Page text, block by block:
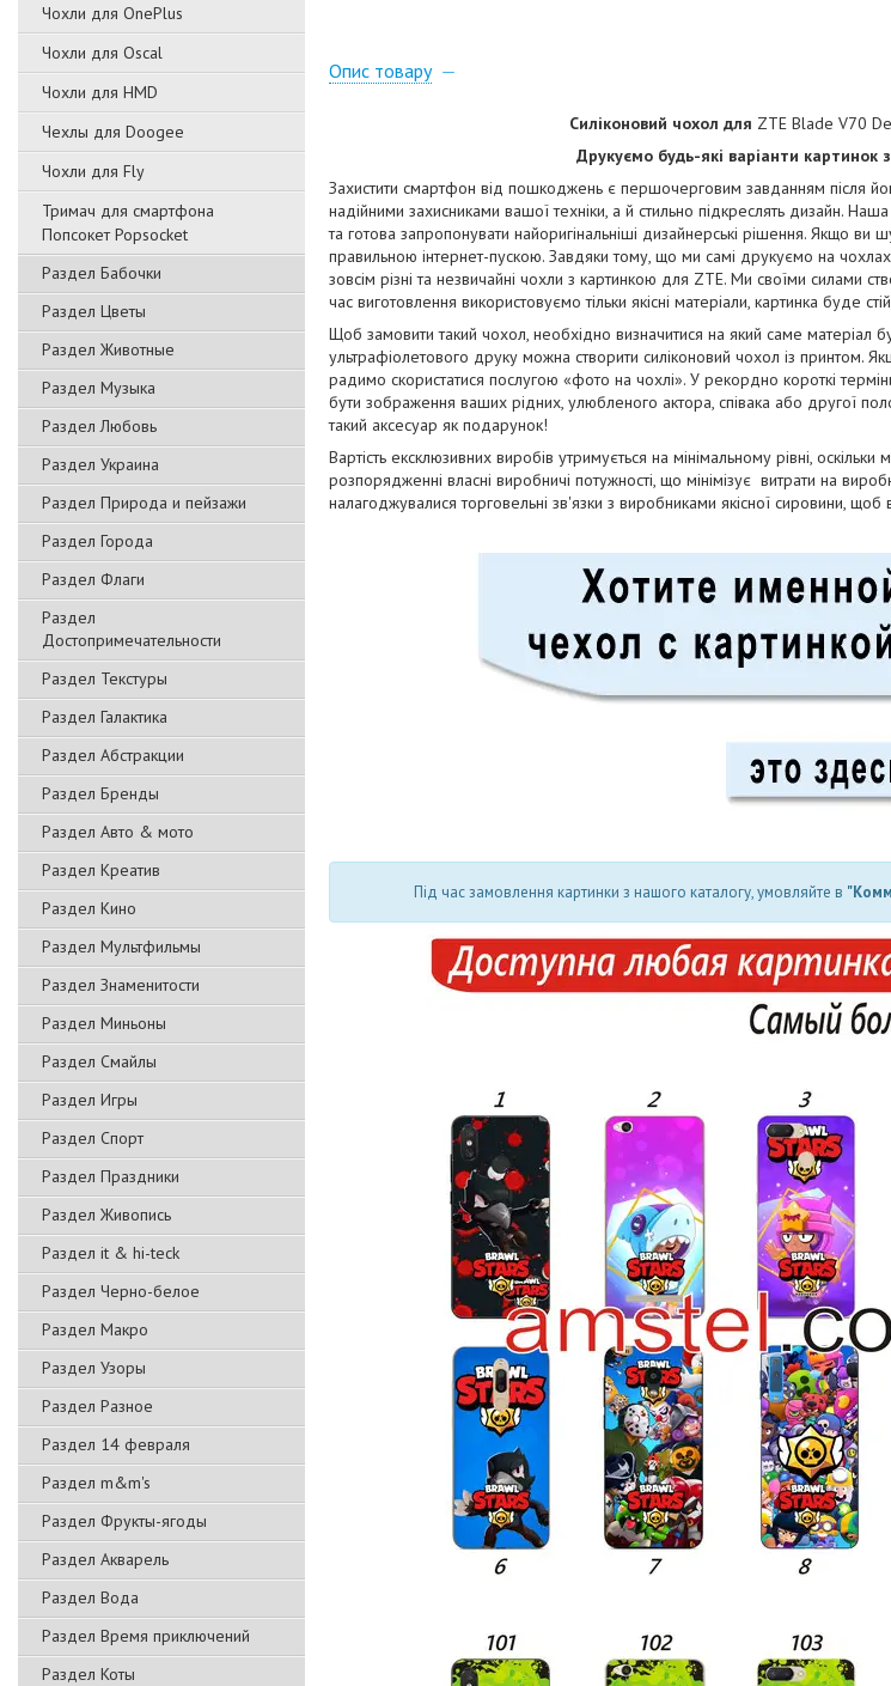
Чохли для OnePlus
Чохли для Oscal
Чохли для HMD
Чехлы для Doogee
Чохли для Fly
Тримач для смартфона
Попсокет Popsocket
Раздел Бабочки
Раздел Цветы
Раздел Животные
Раздел Музыка
Раздел Любовь
Раздел Украина
Раздел Природа и пейзажи
Раздел Города
Раздел Флаги
Раздел
Достопримечательности
Раздел Текстуры
Раздел Галактика
Раздел Абстракции
Раздел Бренды
Раздел Авто & мото
Раздел Креатив
Раздел Кино
Раздел Мультфильмы
Раздел Знаменитости
Раздел Миньоны
Раздел Смайлы
Раздел Игры
Раздел Спорт
Раздел Праздники
Раздел Живопись
Раздел it & hi-teck
Раздел Черно-белое
Раздел Макро
Раздел Узоры
Раздел Разное
Раздел 14 февраля
Раздел m&m's
Раздел Фрукты-ягоды
Раздел Акварель
Раздел Вода
Раздел Время приключений
Раздел Коты
Опис товару
Силіконовий чохол для ZTE Blade V70
Друкуємо будь-які варіанти
Захистити смартфон від пошкоджень є першочерговим завданням після
надійними захисниками вашої техніки, а й стильно підкреслять дизайн.
та готова запропонувати найоригінальніші дизайнерські рішення. Якщо ви
правильною інтернет-пускою. Завдяки тому, що ми самі друкуємо на
зовсім різні та незвичайні чохли з картинкою для ZTE. Ми своїми силами
час виготовлення використовуємо тільки якісні матеріали, картинка буде
Щоб замовити такий чохол, необхідно визначитися на який саме
ультрафіолетового друку можна створити силіконовий чохол із принтом.
радимо скористатися послугою «фото на чохлі». У рекордно короткі
бути зображення ваших рідних, улюбленого актора, співака або другої
такий аксесуар як подарунок!
Вартість ексклюзивних виробів утримується на мінімальному рівні,
розпорядженні власні виробничі потужності, що мінімізує витрати на
налагоджувалися торговельні зв'язки з виробниками якісної сировини,
Під час замовлення картинки з нашого каталогу, умовляйте в